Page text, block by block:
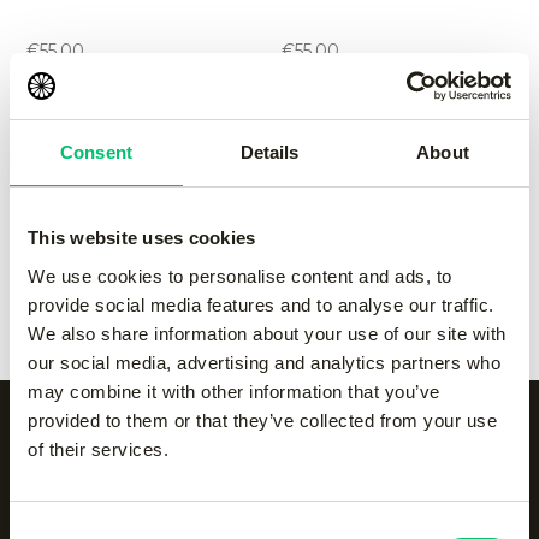
Consent Details About
This website uses cookies
We use cookies to personalise content and ads, to
provide social media features and to analyse our traffic.
We also share information about your use of our site with
our social media, advertising and analytics partners who
may combine it with other information that you’ve
provided to them or that they’ve collected from your use
of their services.
€55.00
€55.00
Kadiri women pant
black
65.00
Kadiri women pant
Grey
€65.00
€65.00
white
€65.00
Alle categorieën op een